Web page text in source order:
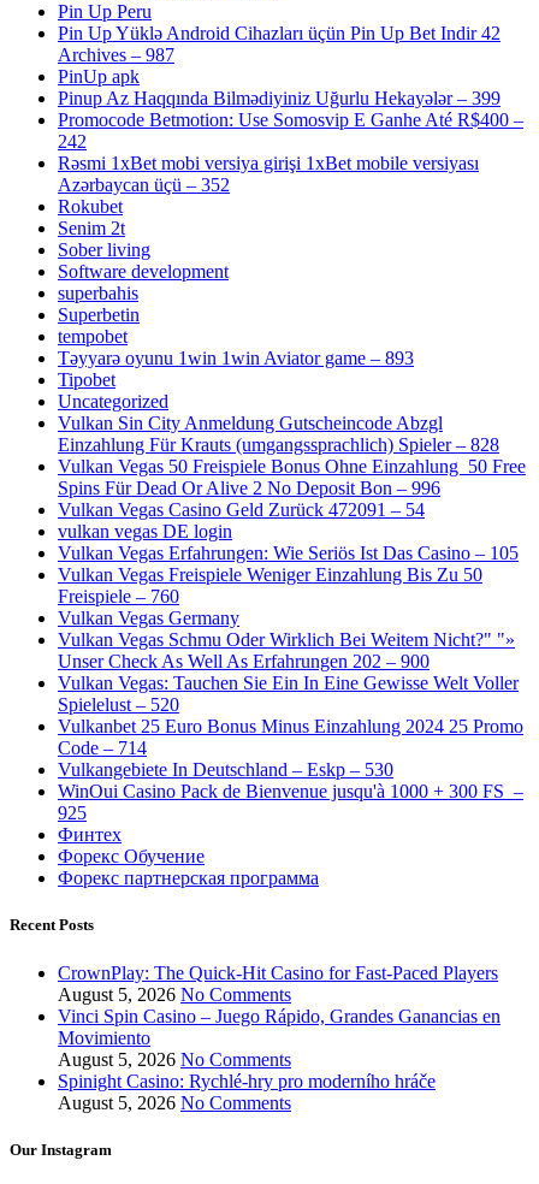
Pin Up Peru
Pin Up Yüklə Android Cihazları üçün Pin Up Bet Indir 42
Archives – 987
PinUp apk
Pinup Az Haqqında Bilmədiyiniz Uğurlu Hekayələr – 399
Promocode Betmotion: Use Somosvip E Ganhe Até R$400 –
242
Rəsmi 1xBet mobi versiya girişi 1xBet mobile versiyası
Azərbaycan üçü – 352
Rokubet
Senim 2t
Sober living
Software development
superbahis
Superbetin
tempobet
Təyyarə oyunu 1win 1win Aviator game – 893
Tipobet
Uncategorized
Vulkan Sin City Anmeldung Gutscheincode Abzgl
Einzahlung Für Krauts (umgangssprachlich) Spieler – 828
Vulkan Vegas 50 Freispiele Bonus Ohne Einzahlung ️ 50 Free
Spins Für Dead Or Alive 2 No Deposit Bon – 996
Vulkan Vegas Casino Geld Zurück 472091 – 54
vulkan vegas DE login
Vulkan Vegas Erfahrungen: Wie Seriös Ist Das Casino – 105
Vulkan Vegas Freispiele Weniger Einzahlung Bis Zu 50
Freispiele – 760
Vulkan Vegas Germany
Vulkan Vegas Schmu Oder Wirklich Bei Weitem Nicht?" "»
Unser Check As Well As Erfahrungen 202 – 900
Vulkan Vegas: Tauchen Sie Ein In Eine Gewisse Welt Voller
Spielelust – 520
Vulkanbet 25 Euro Bonus Minus Einzahlung 2024 25 Promo
Code – 714
Vulkangebiete In Deutschland – Eskp – 530
WinOui Casino Pack de Bienvenue jusqu'à 1000 + 300 FS ️ –
925
Финтех
Форекс Обучение
Форекс партнерская программа
Recent Posts
CrownPlay: The Quick‑Hit Casino for Fast‑Paced Players
August 5, 2026 No Comments
Vinci Spin Casino – Juego Rápido, Grandes Ganancias en
Movimiento
August 5, 2026 No Comments
Spinight Casino: Rychlé‑hry pro moderního hráče
August 5, 2026 No Comments
Our Instagram